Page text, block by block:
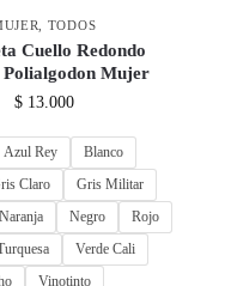
TODOS
Cuello Redondo
Polialgodon Mujer
$13.000
Azul Rey
Blanco
Claro
Gris Militar
Naranja Negro
Rojo
Verde Cali
Vinotinto